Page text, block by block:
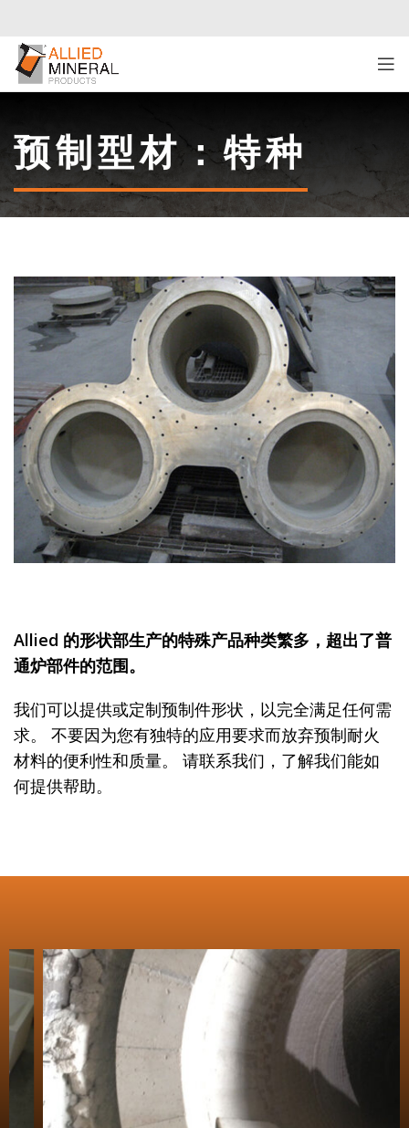
预制型材：特种
Allied 的形状部生产的特殊产品种类繁多，超出了普
通炉部件的范围。
我们可以提供或定制预制件形状，以完全满足任何需
求。 不要因为您有独特的应用要求而放弃预制耐火
材料的便利性和质量。 请联系我们，了解我们能如
何提供帮助。